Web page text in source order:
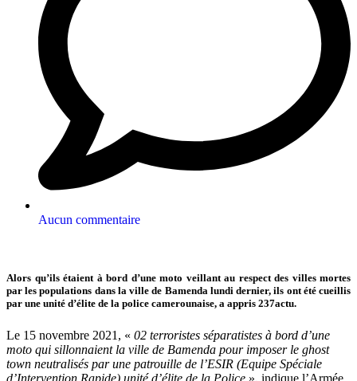
Aucun commentaire
Alors qu’ils étaient à bord d’une moto veillant au respect des villes mortes
par les populations dans la ville de Bamenda lundi dernier, ils ont été cueillis
par une unité d’élite de la police camerounaise, a appris 237actu.
Le 15 novembre 2021, « 02 terroristes séparatistes à bord d’une
moto qui sillonnaient la ville de Bamenda pour imposer le ghost
town neutralisés par une patrouille de l’ESIR (Equipe Spéciale
d’Intervention Rapide) unité d’élite de la Police », indique l’Armée